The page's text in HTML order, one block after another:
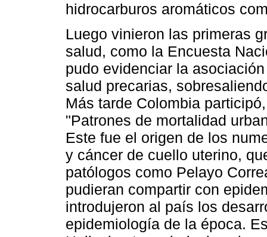
hidrocarburos aromáticos
Luego vinieron las primeras
salud, como la Encuesta
pudo evidenciar la
salud precarias,
Más tarde Colombia
"Patrones de mortalidad
Este fue el origen de los
y cáncer de cuello uterino,
patólogos como Pelayo
pudieran compartir con
introdujeron al país los
epidemiología de la época.